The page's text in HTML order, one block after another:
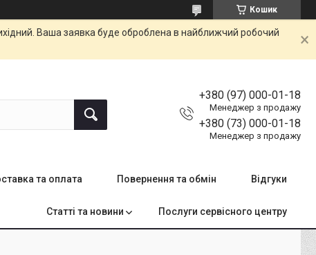
Кошик
Ваша заявка буде оброблена в найближчий робочий
+380 (97) 000-01-18
Менеджер з продажу
+380 (73) 000-01-18
Менеджер з продажу
та оплата Повернення та обмін Відгуки
Статті та новини Послуги сервісного центру